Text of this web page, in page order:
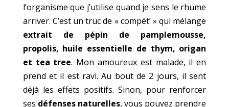
l’organisme que j’utilise quand je sens le rhume
arriver. C’est un truc de « compét’ » qui mélange
extrait de pépin de pamplemousse,
propolis, huile essentielle de thym, origan
et tea tree. Mon amoureux est malade, il en
prend et il est ravi. Au bout de 2 jours, il sent
déjà les effets positifs. Sinon, pour renforcer
ses défenses naturelles, vous pouvez prendre